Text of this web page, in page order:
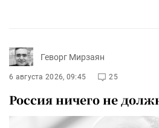
Геворг Мирзаян
6 августа 2026, 09:45 25
Россия ничего не